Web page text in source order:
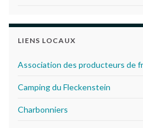
LIENS LOCAUX
Association des producteurs de
Camping du Fleckenstein
Charbonniers